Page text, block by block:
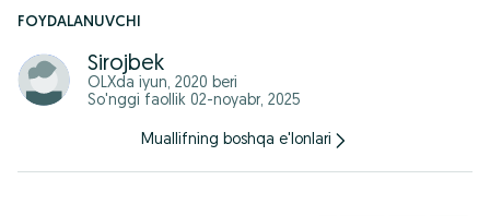
FOYDALANUVCHI
Sirojbek
OLXda iyun, 2020 beri
So'nggi faollik 02-noyabr, 2025
Muallifning boshqa e'lonlari